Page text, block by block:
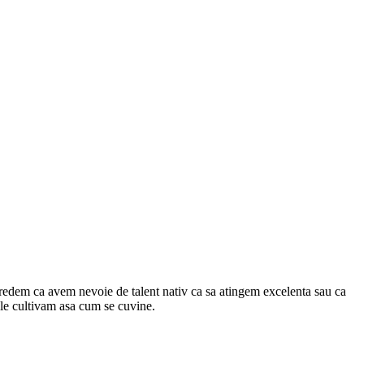
ca avem nevoie de talent nativ ca sa atingem excelenta sau ca
cultivam asa cum se cuvine.